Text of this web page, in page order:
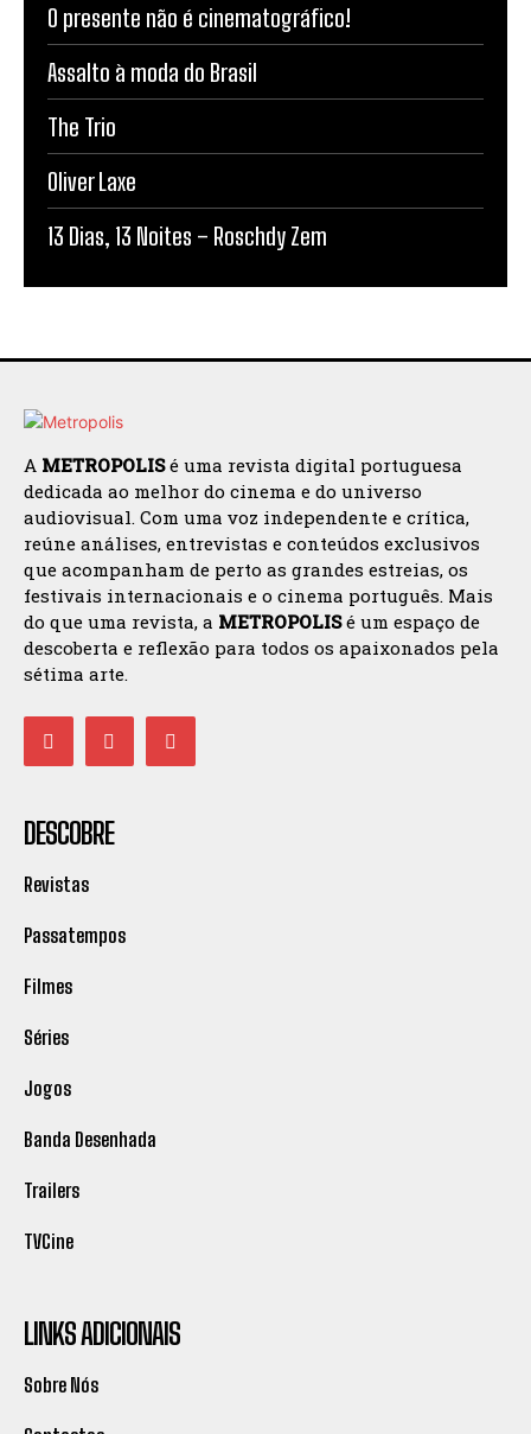
O presente não é cinematográfico!
Assalto à moda do Brasil
The Trio
Oliver Laxe
13 Dias, 13 Noites – Roschdy Zem
A METROPOLISé uma revista digital portuguesa
dedicada ao melhor do cinema e do universo
audiovisual. Com uma voz independente e crítica,
reúne análises, entrevistas e conteúdos exclusivos
que acompanham de perto as grandes estreias, os
festivais internacionais e o cinema português. Mais
do que uma revista, a METROPOLISé um espaço de
descoberta e reflexão para todos os apaixonados pela
sétima arte.
DESCOBRE
Revistas
Passatempos
Filmes
Séries
Jogos
Banda Desenhada
Trailers
TVCine
LINKS ADICIONAIS
Sobre Nós